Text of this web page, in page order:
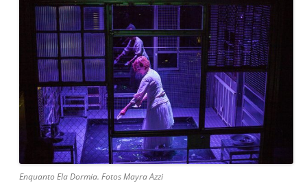
Enquanto Ela Dormia. Fotos Mayra Azzi